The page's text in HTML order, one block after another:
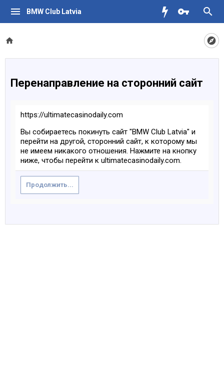
BMW Club Latvia
Перенаправление на сторонний сайт
https://ultimatecasinodaily.com
Вы собираетесь покинуть сайт "BMW Club Latvia" и
перейти на другой, сторонний сайт, к которому мы
не имеем никакого отношения. Нажмите на кнопку
ниже, чтобы перейти к ultimatecasinodaily.com.
Продолжить...